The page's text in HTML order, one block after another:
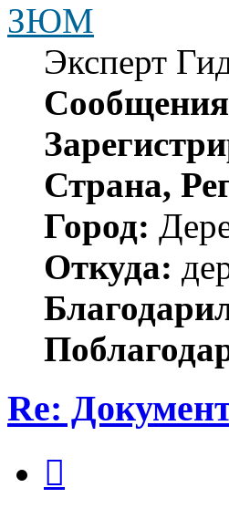
ЗЮМ
Эксперт
Страна,
Город:
Откуда:
Re: